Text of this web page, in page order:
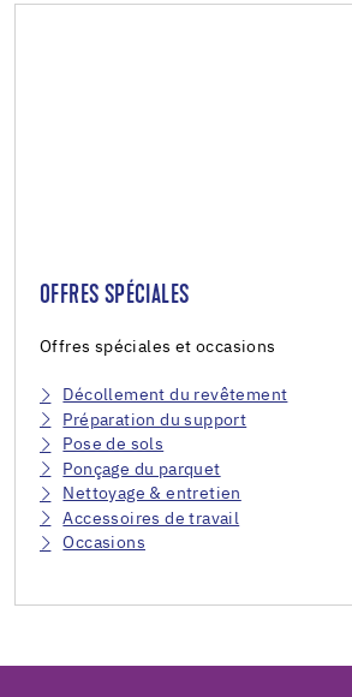
OFFRES SPÉCIALES
Offres spéciales et occasions
Décollement du revêtement
Préparation du support
Pose de sols
Ponçage du parquet
Nettoyage & entretien
Accessoires de travail
Occasions